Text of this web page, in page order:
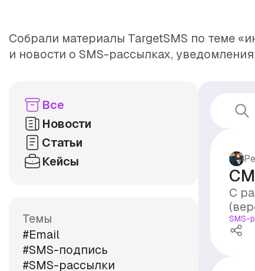
Собрали материалы TargetSMS по теме
и новости о SMS-рассылках,
Все
Новости
Статьи
Кейсы
Темы
#Email
#SMS-подпись
#SMS-рассылки
С
SMS-